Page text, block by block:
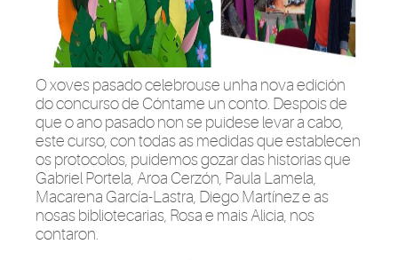
O xoves pasado celebrouse unha nova edición
do concurso de Cóntame un conto. Despois de
que o ano pasado non se puidese levar a cabo,
este curso, con todas as medidas que establecen
os protocolos, puidemos gozar das historias que
Gabriel Portela, Aroa Cerzón, Paula Lamela,
Macarena García-Lastra, Diego Martínez e as
nosas bibliotecarias, Rosa e mais Alicia, nos
contaron.